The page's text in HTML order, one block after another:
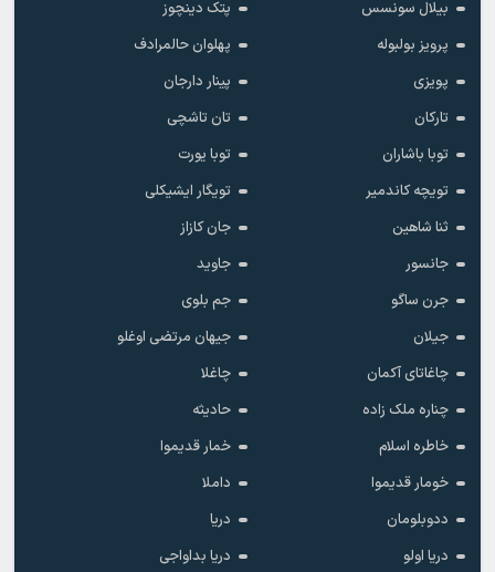
بنگو بکر
بوراک بولوت
بورای
بورجو گونش
بولنت ارسوی
بولنت سرتاش
بیلال سونسس
پتک دینچوز
پرویز بولبوله
پهلوان حالمرادف
پویزی
پینار دارجان
تارکان
تان تاشچی
توبا باشاران
توبا یورت
تویچه کاندمیر
تویگار ایشیکلی
ثنا شاهین
جان کازاز
جانسور
جاوید
جرن ساگو
جم بلوی
جیلان
جیهان مرتضی اوغلو
چاغاتای آکمان
چاغلا
چناره ملک زاده
حادیثه
خاطره اسلام
خمار قدیموا